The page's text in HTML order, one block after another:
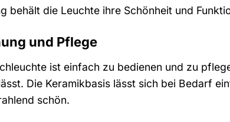
behält die Leuchte ihre Schönheit und
und Pflege
ist einfach zu bedienen und zu
Die Keramikbasis lässt sich bei Bedarf
schön.